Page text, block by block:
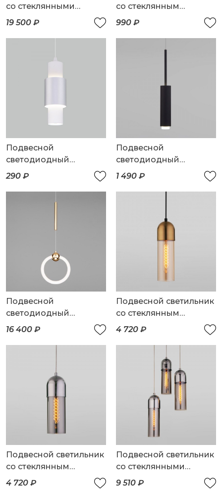
со стеклянными
плафонами
19 500 ₽
со стеклянным
плафоном
990 ₽
Подвесной
светодиодный
светильник
290 ₽
Подвесной
светодиодный
светильник
1 490 ₽
Подвесной
светодиодный
светильник
16 400 ₽
Подвесной светильник
со стеклянным
плафоном
4 720 ₽
Подвесной светильник
со стеклянным
плафоном
4 720 ₽
Подвесной светильник
со стеклянными
плафонами
9 510 ₽